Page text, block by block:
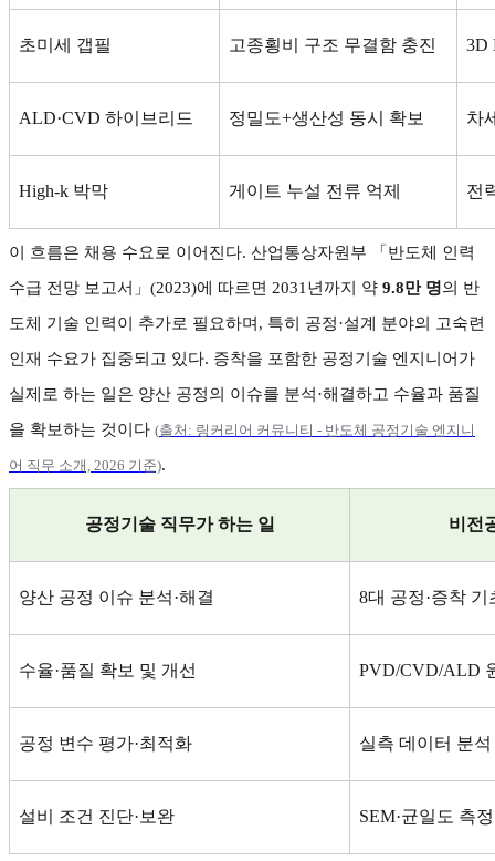
초미세 갭필 고종횡비 구조 무결함 충진 3D
ALD·CVD 하이브리드 정밀도+생산성 동시 확보 차
High-k 박막 게이트 누설 전류 억제 전
이 흐름은 채용 수요로 이어진다. 산업통상자원부 「반도체 인력
수급 전망 보고서」 (2023)에 따르면 2031 년까지 약 9.8만 명의 반
도체 기술 인력이 추가로 필요하며 , 특히 공정·설계 분야의 고숙련
인재 수요가 집중되고 있다. 증착을 포함한 공정기술 엔지니어가
실제로 하는 일은 양산 공정의 이슈를 분석·해결하고 수율과 품질
을 확보하는 것이다 (출처: 링커리어 커뮤니티 - 반도체 공정기술 엔지니
어 직무 소개, 2026 기준).
공정기술 직무가 하는 일 비전
양산 공정 이슈 분석·해결 8대 공정·증착 기
수율·품질 확보 및 개선 PVD/CVD/ALD
공정 변수 평가·최적화 실측 데이터 분
설비 조건 진단· 보완 SEM·균일도 측